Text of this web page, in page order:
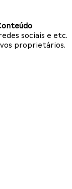
sociais e etc.
proprietários.